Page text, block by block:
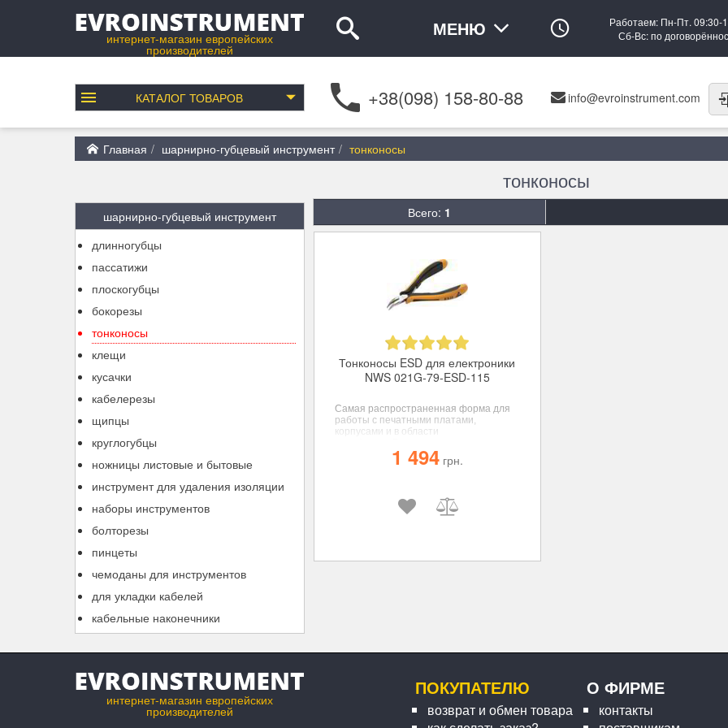
интернет-магазин европейских
производителей
МЕНЮ
Работаем: Пн-Пт. 09:30-
Сб-Вс: по
КАТАЛОГТОВАРОВ +38(098) 158-80-88 info@evroinstrument.com
Главная шарнирно-губцевый инструмент тонконосы
тонконосы
шарнирно-губцевый инструмент
длинногубцы
пассатижи
плоскогубцы
бокорезы
тонконосы
клещи
кусачки
кабелерезы
щипцы
круглогубцы
ножницы листовые и бытовые
инструмент для удаления изоляции
наборы инструментов
болторезы
пинцеты
чемоданы для инструментов
для укладки кабелей
кабельные наконечники
Всего: 1
Тонконосы ESD для електроники
NWS 021G-79-ESD-115
Самая распространенная форма для
работы с печатными платами,
корпусами и в области
поверхности, кромки закруглены, края
изогнуты на 45°.1 494грн.
интернет-магазин европейских
производителей
ПОКУПАТЕЛЮ
возврат и обмен товара
О ФИРМЕ
контакты